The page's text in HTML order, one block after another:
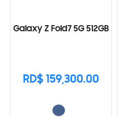
Galaxy Z Fold7 5G 512GB
RD$ 159,300.00